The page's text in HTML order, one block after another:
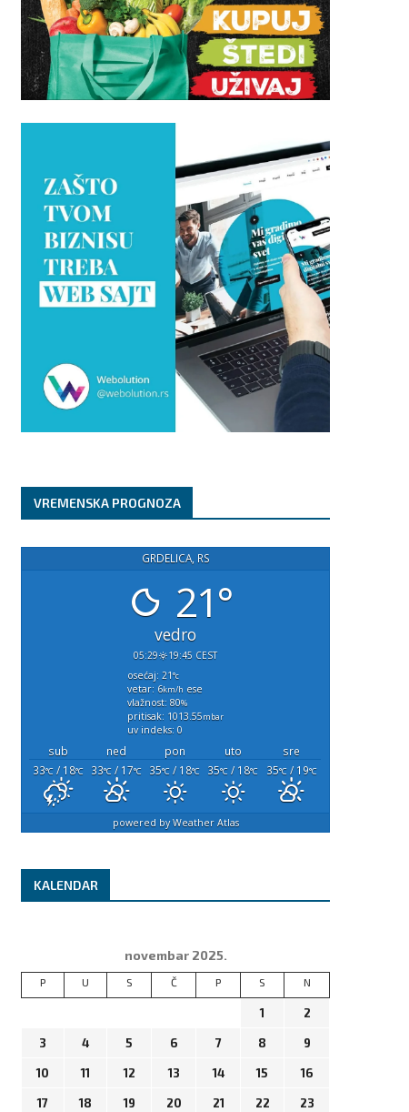
VREMENSKA PROGNOZA
GRDELICA, RS
21°
vedro
05:29
19:45 CEST
osećaj: 21°c
vetar: 6km/h ese
vlažnost: 80%
pritisak: 1013.55mbar
uv indeks: 0
sub ned pon uto
sre
33°C / 18°C 33°C / 17°C 35°C / 18°C 35°C / 18°C 35°C/ 19°C
powered byWeather Atlas
KALENDAR
novembar 2025.
P U S Č P S N
1 2
3 4 5 6 7 8 9
10 11 12 13 14 15 16
17 18 19 20 21 22 23